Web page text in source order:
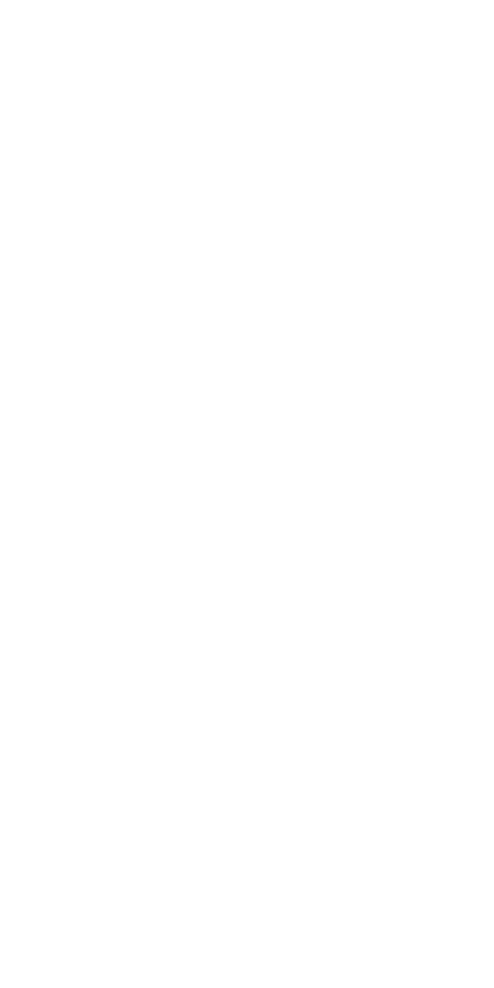
la camerele VIP Swim Up), un restaurant si un club de plaja
client direct la receptia hotelului.
va fi achitata de catre client la receptia hotelului. Noile taxe de